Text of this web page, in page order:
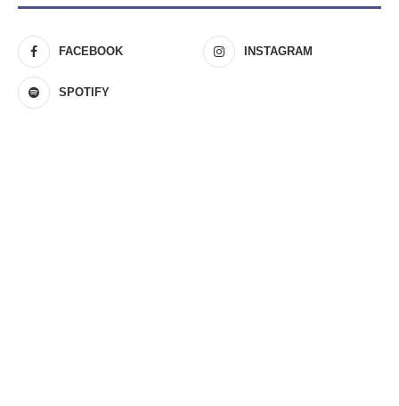
FACEBOOK INSTAGRAM
SPOTIFY